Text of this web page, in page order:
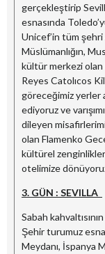
gerçekleştirip
esnasında
Unicef’in tüm
Müslümanlığın,
kültür merkezi
Reyes Catolıcos
göreceğimiz yerler
ediyoruz ve
dileyen
olan Flamenko
kültürel
otelimize
3. GÜN : SEVILLA
Sabah
Şehir turumuz
Meydanı, İspanya